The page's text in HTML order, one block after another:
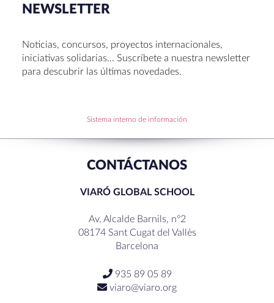
Congreso UNIV 2026
Hábitos saludables: 8 consejos prácticos para
disfrutar la Navidad.
RECENT COMMENTS
NEWSLETTER
Noticias, concursos, proyectos internacionales,
iniciativas solidarias… Suscríbete a nuestra newsletter
para descubrir las últimas novedades.
Sistema interno de información
CONTÁCTANOS
VIARÓ GLOBAL SCHOOL
Av. Alcalde Barnils, nº2
08174 Sant Cugat del Vallès
Barcelona
935 89 05 89
viaro@viaro.org